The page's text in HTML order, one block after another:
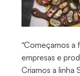
“Começamos a
empresas e
Criamos a linha